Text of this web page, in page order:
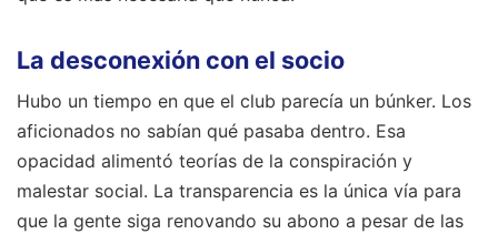
La desconexión con el socio
Hubo un tiempo en que el club parecía un búnker. Los
aficionados no sabían qué pasaba dentro. Esa
opacidad alimentó teorías de la conspiración y
malestar social. La transparencia es la única vía para
que la gente siga renovando su abono a pesar de las